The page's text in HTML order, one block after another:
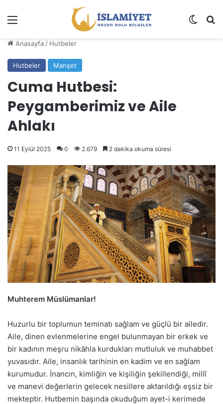
Dış
Anasayfa / Hutbeler
Hutbeler Manşet
Cuma Hutbesi:
Peygamberimiz ve Aile
Ahlakı
11 Eylül 2025 0 2.679 2 dakika okuma süresi
Muhterem Müslümanlar!
Huzurlu bir toplumun teminatı sağlam ve güçlü bir ailedir.
Aile, dinen evlenmelerine engel bulunmayan bir erkek ve
bir kadının meşru nikâhla kurdukları mutluluk ve muhabbet
yuvasıdır. Aile, insanlık tarihinin en kadim ve en sağlam
kurumudur. İnancın, kimliğin ve kişiliğin şekillendiği, millî
ve manevi değerlerin gelecek nesillere aktarıldığı eşsiz bir
mekteptir. Hutbemin başında okuduğum ayet-i kerimede